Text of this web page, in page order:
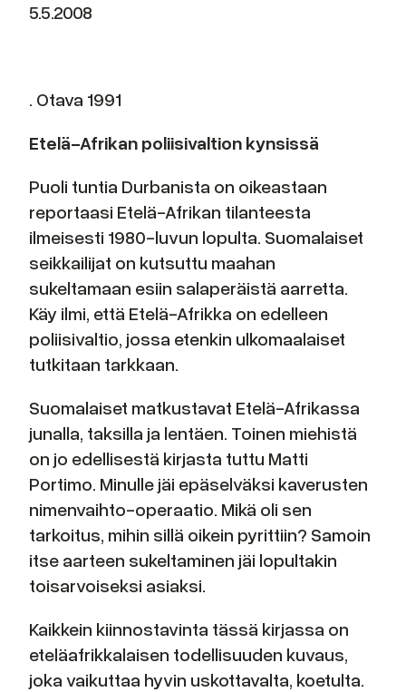
5.5.2008
. Otava 1991
Etelä-Afrikan poliisivaltion kynsissä
Puoli tuntia Durbanista on oikeastaan
reportaasi Etelä-Afrikan tilanteesta
ilmeisesti 1980-luvun lopulta. Suomalaiset
seikkailijat on kutsuttu maahan
sukeltamaan esiin salaperäistä aarretta.
Käy ilmi, että Etelä-Afrikka on edelleen
poliisivaltio, jossa etenkin ulkomaalaiset
tutkitaan tarkkaan.
Suomalaiset matkustavat Etelä-Afrikassa
junalla, taksilla ja lentäen. Toinen miehistä
on jo edellisestä kirjasta tuttu Matti
Portimo. Minulle jäi epäselväksi kaverusten
nimenvaihto-operaatio. Mikä oli sen
tarkoitus, mihin sillä oikein pyrittiin? Samoin
itse aarteen sukeltaminen jäi lopultakin
toisarvoiseksi asiaksi.
Kaikkein kiinnostavinta tässä kirjassa on
eteläafrikkalaisen todellisuuden kuvaus,
joka vaikuttaa hyvin uskottavalta, koetulta.